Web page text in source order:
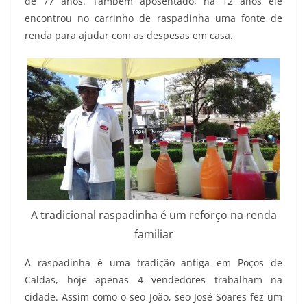
encontrou no carrinho de raspadinha uma fonte de
renda para ajudar com as despesas em casa.
A tradicional raspadinha é um reforço na renda
familiar
A raspadinha é uma tradição antiga em Poços de
Caldas, hoje apenas 4 vendedores trabalham na
cidade. Assim como o seo João, seo José Soares fez um